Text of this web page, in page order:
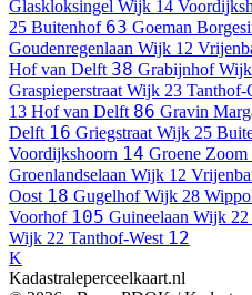
Glaskloksingel Wijk 14
25 Buitenhof 63 Goeman
Goudenregenlaan Wijk 12
Hof van Delft 38 Grabijnhof
Graspieperstraat Wijk 23 Tanthof-
13 Hof van Delft 86 Gravin
Delft 16 Griegstraat Wijk 25
Voordijkshoorn 14 Groene Zoom
Groenlandselaan Wijk 12
Oost 18 Gugelhof Wijk 28
Voorhof 105 Guineelaan Wijk 22
Wijk 22 Tanthof-West 12
K
Kadastraleperceelkaart.nl